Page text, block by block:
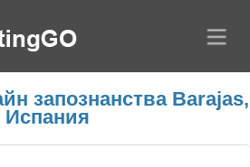
запознанства Barajas,
Испания